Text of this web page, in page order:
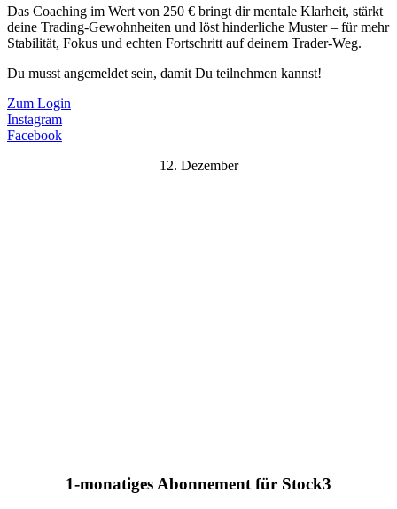
Das Coaching im Wert von 250 € bringt dir mentale Klarheit, stärkt
deine Trading-Gewohnheiten und löst hinderliche Muster – für mehr
Stabilität, Fokus und echten Fortschritt auf deinem Trader-Weg.
Du musst angemeldet sein, damit Du teilnehmen kannst!
Zum Login
Instagram
Facebook
12. Dezember
1-monatiges Abonnement für Stock3